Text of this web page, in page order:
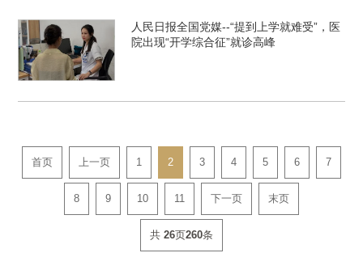
人民日报全国党媒--“提到上学就难受”，医
院出现“开学综合征”就诊高峰
首页 上一页 1 2 3 4 5 6 7
8 9 10 11 下一页 末页
共 26页260条